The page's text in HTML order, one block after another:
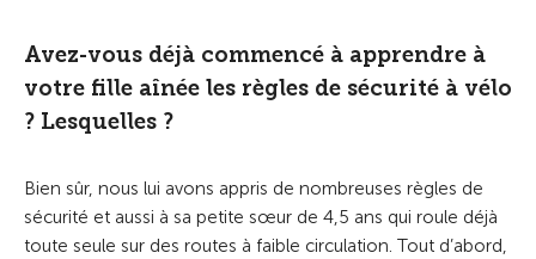
Avez-vous déjà commencé à apprendre à
votre fille aînée les règles de sécurité à vélo
? Lesquelles ?
Bien sûr, nous lui avons appris de nombreuses règles de
sécurité et aussi à sa petite sœur de 4,5 ans qui roule déjà
toute seule sur des routes à faible circulation. Tout d’abord,